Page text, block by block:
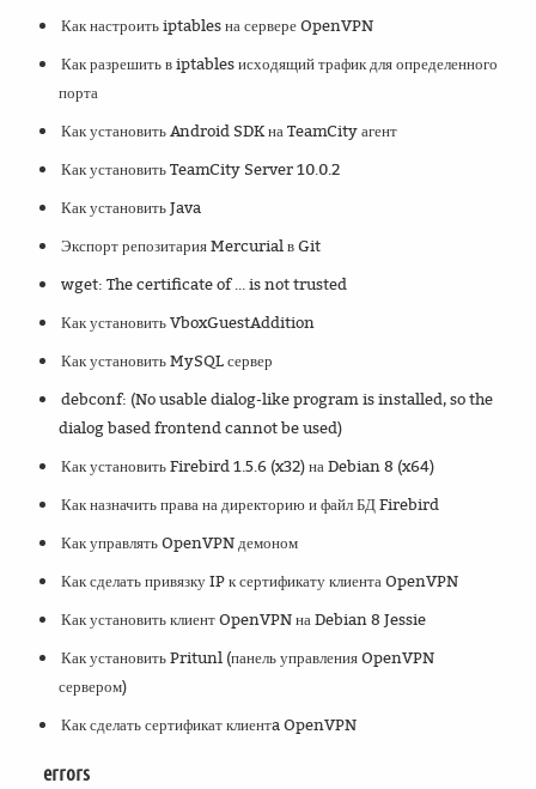
Как настроить iptables на сервере OpenVPN
Как разрешить в iptables исходящий трафик для определенного
порта
Как установить Android SDK на TeamCity агент
Как установить TeamCity Server 10.0.2
Как установить Java
Экспорт репозитария Mercurial в Git
wget: The certificate of ... is not trusted
Как установить VboxGuestAddition
Как установить MySQL сервер
debconf: (No usable dialog-like program is installed, so the
dialog based frontend cannot be used)
Как установить Firebird 1.5.6 (x32) на Debian 8 (x64)
Как назначить права на директорию и файл БД Firebird
Как управлять OpenVPN демоном
Как сделать привязку IP к сертификату клиента OpenVPN
Как установить клиент OpenVPN на Debian 8 Jessie
Как установить Pritunl (панель управления OpenVPN
сервером)
Как сделать сертификат клиентa OpenVPN
errors